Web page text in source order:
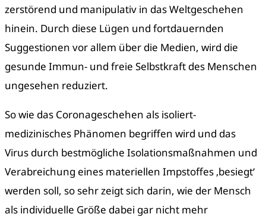
zerstörend und manipulativ in das Weltgeschehen
hinein. Durch diese Lügen und fortdauernden
Suggestionen vor allem über die Medien, wird die
gesunde Immun- und freie Selbstkraft des Menschen
ungesehen reduziert.
So wie das Coronageschehen als isoliert-
medizinisches Phänomen begriffen wird und das
Virus durch bestmögliche Isolationsmaßnahmen und
Verabreichung eines materiellen Impstoffes ‚besiegt‘
werden soll, so sehr zeigt sich darin, wie der Mensch
als individuelle Größe dabei gar nicht mehr